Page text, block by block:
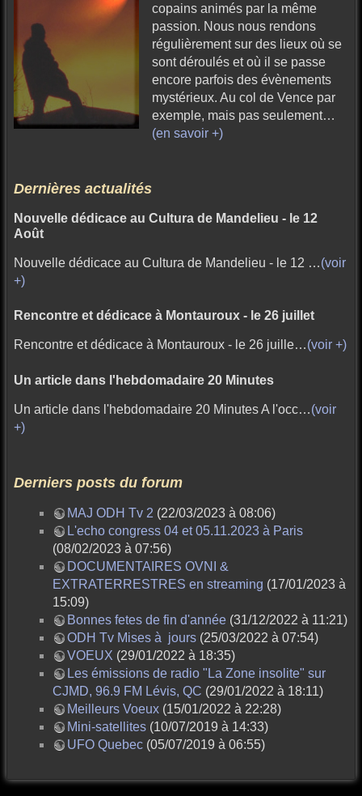
copains animés par la même
passion. Nous nous rendons
régulièrement sur des lieux où se
sont déroulés et où il se passe
encore parfois des évènements
mystérieux. Au col de Vence par
exemple, mais pas seulement…
(en savoir +)
Dernières actualités
Nouvelle dédicace au Cultura de Mandelieu - le 12
Août
Nouvelle dédicace au Cultura de Mandelieu - le 12 …(voir
+)
Rencontre et dédicace à Montauroux - le 26 juillet
Rencontre et dédicace à Montauroux - le 26 juille…(voir +)
Un article dans l'hebdomadaire 20 Minutes
Un article dans l'hebdomadaire 20 Minutes A l'occ…(voir
+)
Derniers posts du forum
MAJ ODH Tv 2 (22/03/2023 à 08:06)
L'echo congress 04 et 05.11.2023 à Paris
(08/02/2023 à 07:56)
DOCUMENTAIRES OVNI &
EXTRATERRESTRES en streaming (17/01/2023 à
15:09)
Bonnes fetes de fin d'année (31/12/2022 à 11:21)
ODH Tv Mises à jours (25/03/2022 à 07:54)
VOEUX (29/01/2022 à 18:35)
Les émissions de radio "La Zone insolite" sur
CJMD, 96.9 FM Lévis, QC (29/01/2022 à 18:11)
Meilleurs Voeux (15/01/2022 à 22:28)
Mini-satellites (10/07/2019 à 14:33)
UFO Quebec (05/07/2019 à 06:55)